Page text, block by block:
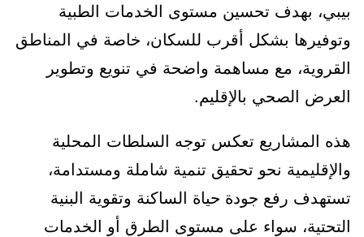
بيبي، بهدف تحسين مستوى الخدمات الطبية
وتوفيرها بشكل أقرب للسكان، خاصة في المناطق
القروية، مع مساهمة واضحة في تنويع وتطوير
العرض الصحي بالإقليم.
هذه المشاريع تعكس توجه السلطات المحلية
والإقليمية نحو تحقيق تنمية شاملة ومستدامة،
تستهدف رفع جودة حياة الساكنة وتقوية البنية
التحتية، سواء على مستوى الطرق أو الخدمات